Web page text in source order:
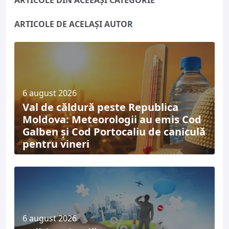
ARTICOLE DE ACELAȘI AUTOR
6 august 2026
Val de căldură peste Republica
Moldova: Meteorologii au emis Cod
Galben și Cod Portocaliu de caniculă
pentru vineri
6 august 2026